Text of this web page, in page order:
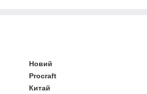
Новий
Procraft
Китай